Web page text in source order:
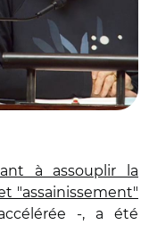
à assouplir la
"assainissement"
-, a été